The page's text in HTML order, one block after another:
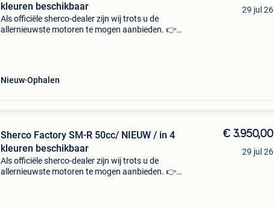
kleuren beschikbaar
Als officiële sherco-dealer zijn wij trots u de
allernieuwste motoren te mogen aanbieden. 👉
Nieuw Ophalen
29 jul 26
Sherco Factory SM-R 50cc/ NIEUW / in 4
kleuren beschikbaar
Als officiële sherco-dealer zijn wij trots u de
allernieuwste motoren te mogen aanbieden. 👉
€ 3.950,00
29 jul 26